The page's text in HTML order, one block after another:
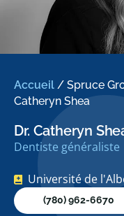
Accueil / Spruce
Catheryn Shea
Dr. Catheryn
Dentiste généraliste
Université de
(780) 962-6670